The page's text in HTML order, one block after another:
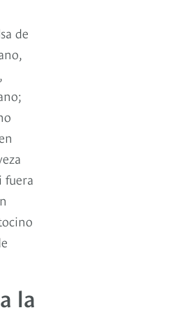
de
fuera
la